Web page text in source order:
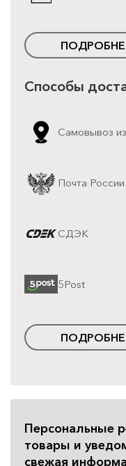
Способы
Самовывоз
Почта России
СДЭК
5Post
Персональные
товары и
свежая